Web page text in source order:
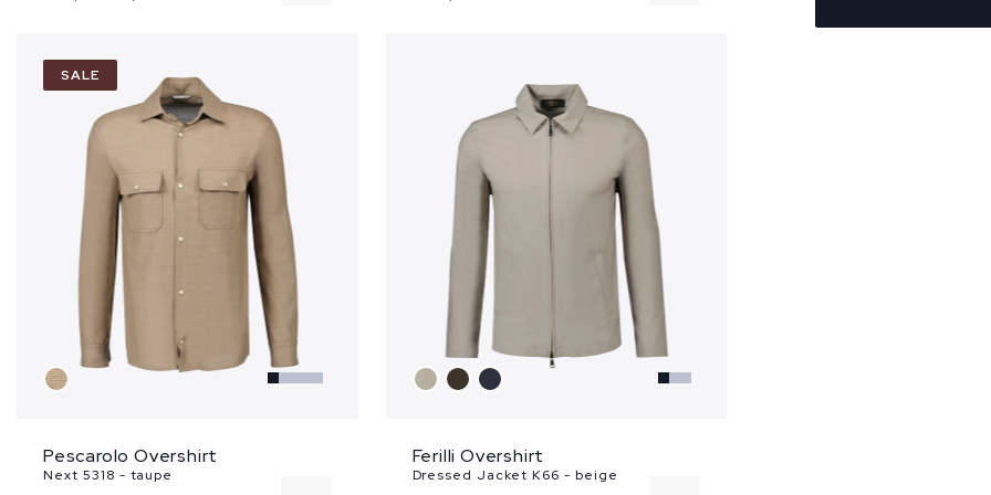
SALE
Pescarolo Overshirt
Next 5318 - taupe
Ferilli Overshirt
Dressed Jacket K66 - beige